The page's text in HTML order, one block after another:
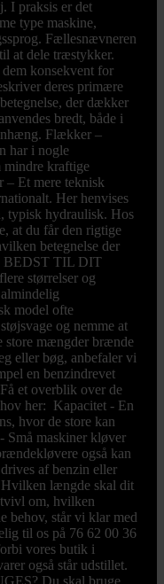
I praksis er det
type maskine,
Fællesnævneren
at dele træstykker.
konsekvent for
deres primære
der dækker
bredt, både i
Flækker –
har i nogle
mindre kraftige
– Et mere teknisk
Her henvises
typisk hydraulisk. Hos
at du får den rigtige
betegnelse der
BEDST TIL DIT
størrelser og
model ofte
og nemme at
store mængder brænde
eller bøg, anbefaler vi
en benzindrevet
et overblik over de
her: Kapacitet - En
hvor de store kan
Små maskiner kløver
også kan
af benzin eller
længde skal dit
om, hvilken
behov, står vi klar med
til os på 76 62 00 36
vores butik i
også står udstillet.